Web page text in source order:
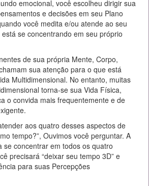
emocional, você escolheu dirigir sua
e decisões em seu Plano
você medita e/ou atende ao seu
se concentrando em seu próprio
de sua própria Mente, Corpo,
sua atenção para o que está
Multidimensional. No entanto, muitas
torna-se sua Vida Física,
o convida mais frequentemente e de
aos quatro desses aspectos de
tempo?”, Ouvimos você perguntar. A
se concentrar em todos os quatro
precisará “deixar seu tempo 3D” e
para suas Percepções